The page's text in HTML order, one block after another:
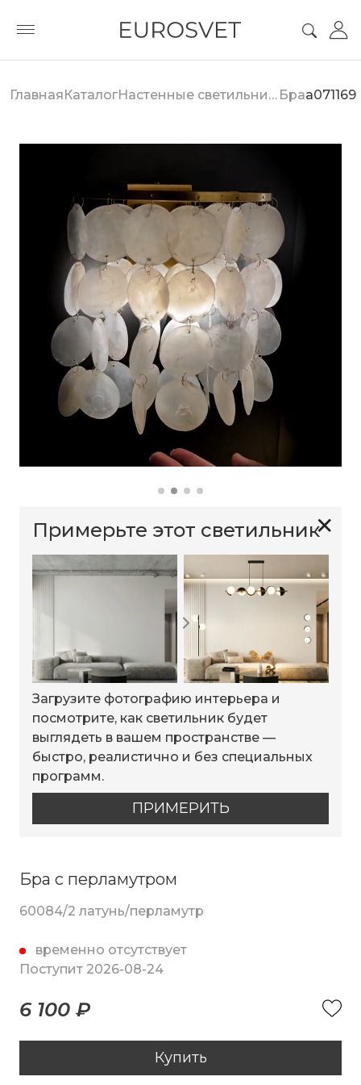
ГлавнаяКаталог Настенные светильники Браa071169
✕
Примерьте этот светильник
Загрузите фотографию интерьера и
посмотрите, как светильник будет
выглядеть в вашем пространстве —
быстро, реалистично и без специальных
программ.
ПРИМЕРИТЬ
Бра с перламутром
60084/2 латунь/перламутр
временно отсутствует
Поступит 2026-08-24
6 100 ₽
Купить